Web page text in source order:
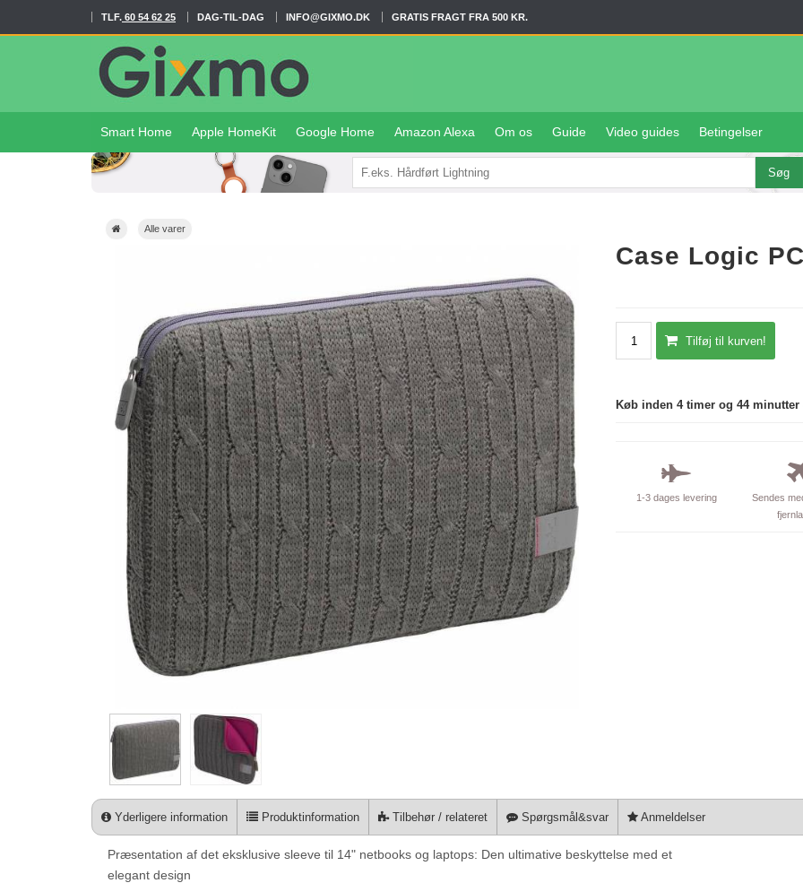
TLF. 60 54 62 25 DAG-TIL-DAG INFO@GIXMO.DK GRATIS FRAGT FRA 500 KR.
Smart Home Apple HomeKit Google Home Amazon Alexa Om os Guide Video guides Betingelser
Alle varer
Case Logic
Tilføj til kurven!
Køb inden 4 timer og 44 minutter
1-3 dages levering
Sendes
Yderligere information Produktinformation Tilbehør / relateret Spørgsmål&svar Anmeldelser
Præsentation af det eksklusive sleeve til 14" netbooks og laptops: Den ultimative beskyttelse med et
elegant design